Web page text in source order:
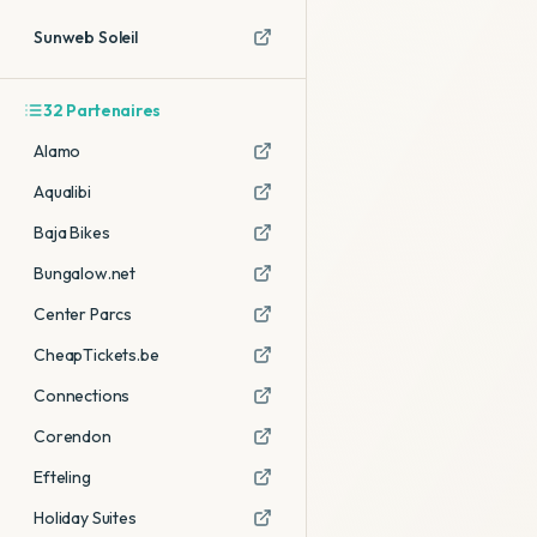
Sunweb Soleil
32 Partenaires
Alamo
Aqualibi
Baja Bikes
Bungalow.net
Center Parcs
CheapTickets.be
Connections
Corendon
Efteling
Holiday Suites